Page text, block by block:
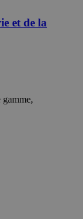
et de la
gamme,